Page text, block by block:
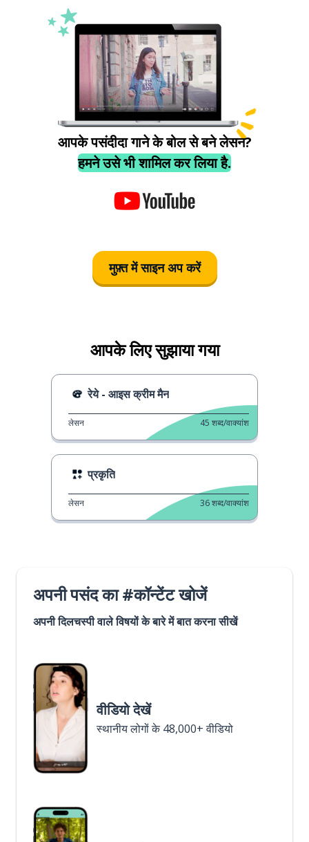
आपके पसंदीदा गाने के बोल से बने लेसन?
हमने उसे भी शामिल कर लिया है.
मुफ़्त में साइन अप करें
आपके लिए सुझाया गया
रेये - आइस क्रीम मैन
लेसन 45 शब्द/वाक्यांश
प्रकृति
लेसन 36शब्द/वाक्यांश
अपनी पसंद का #कॉन्टेंट खोजें
अपनी दिलचस्पी वाले विषयों के बारे में बात करना सीखें
वीडियो देखें
स्थानीय लोगों के 48,000+ वीडियो